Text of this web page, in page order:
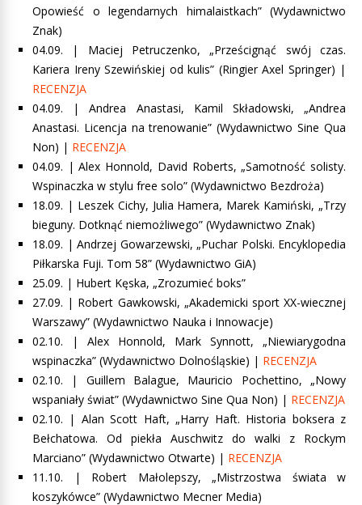
Opowieść o legendarnych himalaistkach” (Wydawnictwo
Znak)
04.09. | Maciej Petruczenko, „Prześcignąć swój czas.
Kariera Ireny Szewińskiej od kulis” (Ringier Axel Springer) |
RECENZJA
04.09. |Andrea Anastasi, Kamil Składowski, „Andrea
Anastasi. Licencja na trenowanie” (Wydawnictwo Sine Qua
Non) | RECENZJA
04.09. | Alex Honnold, David Roberts, „Samotność solisty.
Wspinaczka w stylu free solo” (Wydawnictwo Bezdroża)
18.09. | Leszek Cichy, Julia Hamera, Marek Kamiński, „Trzy
bieguny. Dotknąć niemożliwego” (Wydawnictwo Znak)
18.09. | Andrzej Gowarzewski, „Puchar Polski. Encyklopedia
Piłkarska Fuji. Tom 58” (Wydawnictwo GiA)
25.09. | Hubert Kęska, „Zrozumieć boks”
27.09. | Robert Gawkowski, „Akademicki sport XX-wiecznej
Warszawy” (Wydawnictwo Nauka i Innowacje)
02.10. |
Alex Honnold, Mark Synnott, „Niewiarygodna
wspinaczka” (Wydawnictwo Dolnośląskie) | RECENZJA
02.10. | Guillem Balague, Mauricio Pochettino, „Nowy
wspaniały świat” (Wydawnictwo Sine Qua Non) | RECENZJA
02.10. | Alan Scott Haft, „Harry Haft. Historia boksera z
Bełchatowa. Od piekła Auschwitz do walki z Rockym
Marciano” (Wydawnictwo Otwarte) | RECENZJA
11.10. | Robert Małolepszy, „Mistrzostwa świata w
koszykówce” (Wydawnictwo Mecner Media)